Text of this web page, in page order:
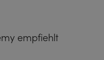
empfiehlt